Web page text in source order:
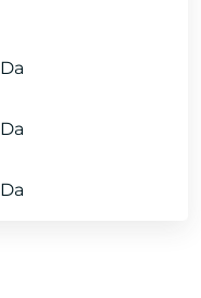
Da
Da
Da